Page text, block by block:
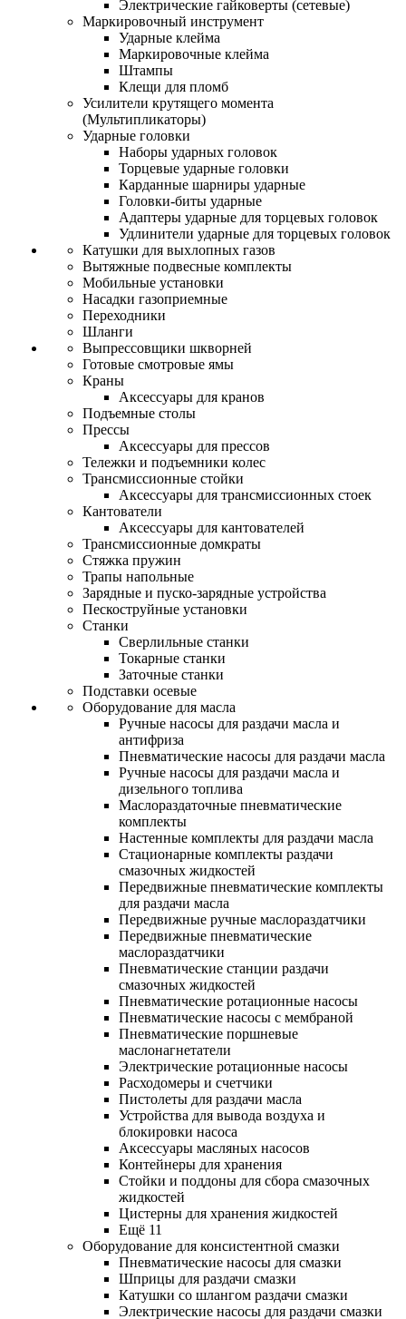
Электрические гайковерты (сетевые)
Маркировочный инструмент
Ударные клейма
Маркировочные клейма
Штампы
Клещи для пломб
Усилители крутящего момента
(Мультипликаторы)
Ударные головки
Наборы ударных головок
Торцевые ударные головки
Карданные шарниры ударные
Головки-биты ударные
Адаптеры ударные для торцевых головок
Удлинители ударные для торцевых головок
Катушки для выхлопных газов
Вытяжные подвесные комплекты
Мобильные установки
Насадки газоприемные
Переходники
Шланги
Выпрессовщики шкворней
Готовые смотровые ямы
Краны
Аксессуары для кранов
Подъемные столы
Прессы
Аксессуары для прессов
Тележки и подъемники колес
Трансмиссионные стойки
Аксессуары для трансмиссионных стоек
Кантователи
Аксессуары для кантователей
Трансмиссионные домкраты
Стяжка пружин
Трапы напольные
Зарядные и пуско-зарядные устройства
Пескоструйные установки
Станки
Сверлильные станки
Токарные станки
Заточные станки
Подставки осевые
Оборудование для масла
Ручные насосы для раздачи масла и
антифриза
Пневматические насосы для раздачи масла
Ручные насосы для раздачи масла и
дизельного топлива
Маслораздаточные пневматические
комплекты
Настенные комплекты для раздачи масла
Стационарные комплекты раздачи
смазочных жидкостей
Передвижные пневматические комплекты
для раздачи масла
Передвижные ручные маслораздатчики
Передвижные пневматические
маслораздатчики
Пневматические станции раздачи
смазочных жидкостей
Пневматические ротационные насосы
Пневматические насосы с мембраной
Пневматические поршневые
маслонагнетатели
Электрические ротационные насосы
Расходомеры и счетчики
Пистолеты для раздачи масла
Устройства для вывода воздуха и
блокировки насоса
Аксессуары масляных насосов
Контейнеры для хранения
Стойки и поддоны для сбора смазочных
жидкостей
Цистерны для хранения жидкостей
Ещё 11
Оборудование для консистентной смазки
Пневматические насосы для смазки
Шприцы для раздачи смазки
Катушки со шлангом раздачи смазки
Электрические насосы для раздачи смазки